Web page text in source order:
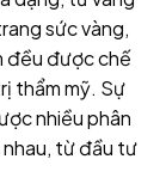
sức vàng,
đều được chế
thẩm mỹ. Sự
nhiều phân
nhau, từ đầu tư